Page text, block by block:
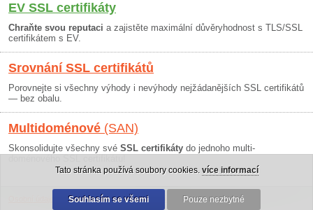
EV SSL certifikáty
Chraňte svou reputaci a zajistěte maximální důvěryhodnost s TLS/SSL
certifikátem s EV.
Srovnání SSL certifikátů
Porovnejte si všechny výhody i nevýhody nejžádanějších SSL certifikátů
— bez obalu.
Multidoménové (SAN)
Skonsolidujte všechny své SSL certifikáty do jednoho multi-
Obchodní podmínky|30 dní záruka
Tato stránka používá soubory cookies. více informací
Souhlasím se všemi Pouze nezbytné